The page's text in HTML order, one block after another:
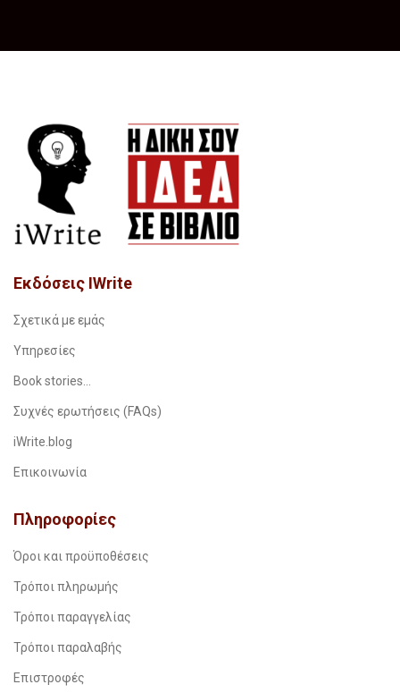
Εκδόσεις IWrite
Σχετικά με εμάς
Υπηρεσίες
Book stories…
Συχνές ερωτήσεις (FAQs)
iWrite.blog
Επικοινωνία
Πληροφορίες
Όροι και προϋποθέσεις
Τρόποι πληρωμής
Τρόποι παραγγελίας
Τρόποι παραλαβής
Επιστροφές